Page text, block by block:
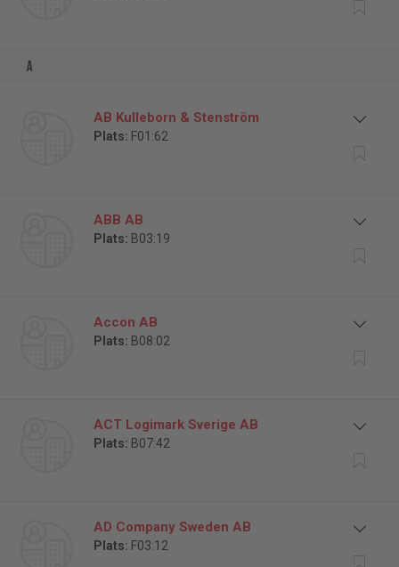
a
AB Kulleborn & Stenström
Plats: F01:62
ABB AB
Plats: B03:19
Accon AB
Plats: B08:02
ACT Logimark Sverige AB
Plats: B07:42
AD Company Sweden AB
Plats: F03:12